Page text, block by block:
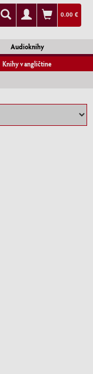
0.00 €
Audioknihy
Knihy v angličtine